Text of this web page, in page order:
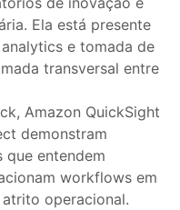
Ela está presente
e tomada de
transversal entre
Amazon QuickSight
demonstram
que entendem
workflows em
operacional.